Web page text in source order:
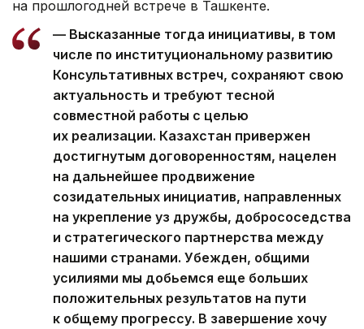
на прошлогодней встрече в Ташкенте.
— Высказанные тогда инициативы, в том
числе по институциональному развитию
Консультативных встреч, сохраняют свою
актуальность и требуют тесной
совместной работы с целью
их реализации. Казахстан привержен
достигнутым договоренностям, нацелен
на дальнейшее продвижение
созидательных инициатив, направленных
на укрепление уз дружбы, добрососедства
и стратегического партнерства между
нашими странами. Убежден, общими
усилиями мы добьемся еще больших
положительных результатов на пути
к общему прогрессу. В завершение хочу